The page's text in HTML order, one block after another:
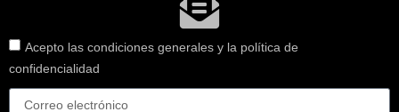
Acepto las condiciones generales y la política de
confidencialidad